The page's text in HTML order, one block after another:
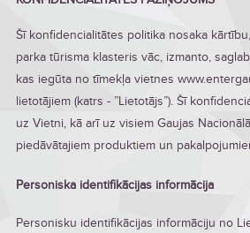
Šī konfidencialitātes politika nosaka
parka tūrisma klasteris vāc, izmanto,
kas iegūta no tīmekļa vietnes
lietotājiem (katrs - ”Lietotājs”). Šī
uz Vietni, kā arī uz visiem Gaujas
piedāvātajiem produktiem un
Personiska identifikācijas informācija
Personisku identifikācijas informāciju no